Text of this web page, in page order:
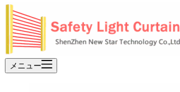
メニュー